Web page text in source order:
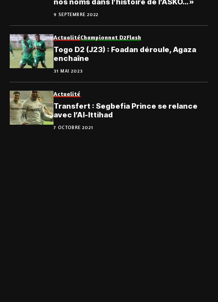
9 SEPTEMBRE 2022
ActualitéChampionnat D2Flash
Togo D2 (J23) : Foadan déroule, Agaza
enchaîne
31 MAI 2023
Actualité
Transfert : Segbefia Prince se relance
avec l’Al-Ittihad
7 OCTOBRE 2021